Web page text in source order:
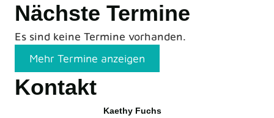
Nächste Termine
Es sind keine Termine vorhanden.
Mehr Termine anzeigen
Kontakt
Kaethy Fuchs